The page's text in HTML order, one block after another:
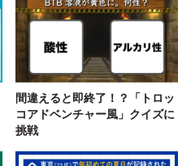
間違えると即終了！？「トロッ
コアドベンチャー風」クイズに
挑戦